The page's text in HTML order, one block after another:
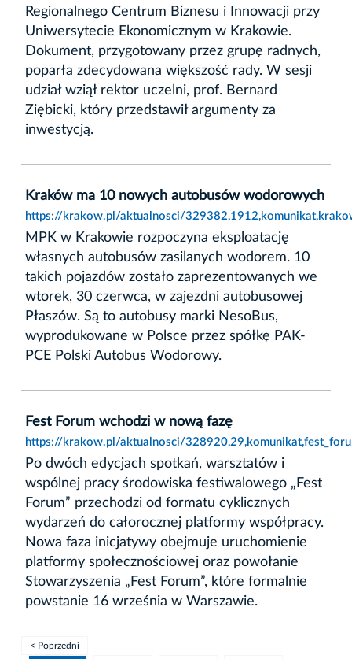
Regionalnego Centrum Biznesu i Innowacji przy
Uniwersytecie Ekonomicznym w Krakowie.
Dokument, przygotowany przez grupę radnych,
poparła zdecydowana większość rady. W sesji
udział wziął rektor uczelni, prof. Bernard
Ziębicki, który przedstawił argumenty za
inwestycją.
Kraków ma 10 nowych autobusów wodorowych
https://krakow.pl/aktualnosci/
MPK w Krakowie rozpoczyna eksploatację
własnych autobusów zasilanych wodorem. 10
takich pojazdów zostało zaprezentowanych we
wtorek, 30 czerwca, w zajezdni autobusowej
Płaszów. Są to autobusy marki NesoBus,
wyprodukowane w Polsce przez spółkę PAK-
PCE Polski Autobus Wodorowy.
Fest Forum wchodzi w nową fazę
https://krakow.pl/aktualnosci/
Po dwóch edycjach spotkań, warsztatów i
wspólnej pracy środowiska festiwalowego „Fest
Forum” przechodzi od formatu cyklicznych
wydarzeń do całorocznej platformy współpracy.
Nowa faza inicjatywy obejmuje uruchomienie
platformy społecznościowej oraz powołanie
Stowarzyszenia „Fest Forum”, które formalnie
powstanie 16 września w Warszawie.
< Poprzedni